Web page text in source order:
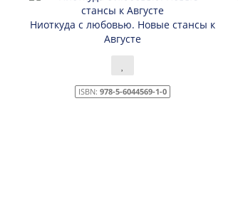
Ниоткуда с любовью. Новые стансы к
Августе
ISBN:978-5-6044569-1-0